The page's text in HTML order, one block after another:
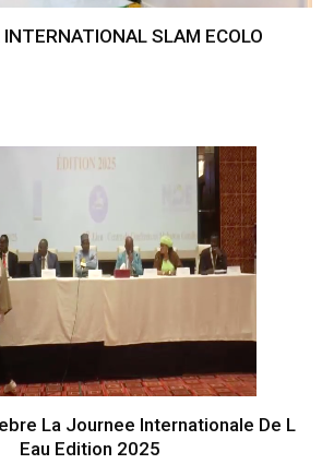
SLAM ECOLO
La Journee Internationale De L
Eau Edition 2025